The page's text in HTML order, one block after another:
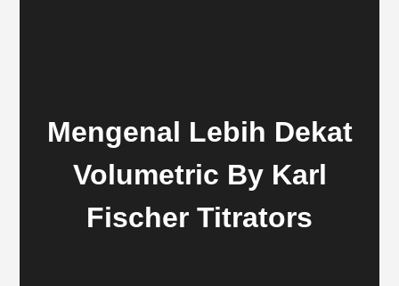
Mengenal Lebih Dekat
Volumetric By Karl
Fischer Titrators